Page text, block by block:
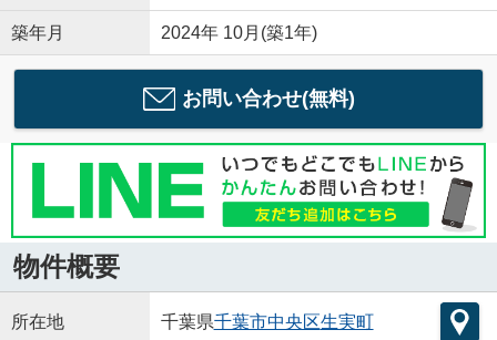
築年月 2024年 10月(築1年)
お問い合わせ(無料)
物件概要
所在地 千葉県千葉市中央区生実町